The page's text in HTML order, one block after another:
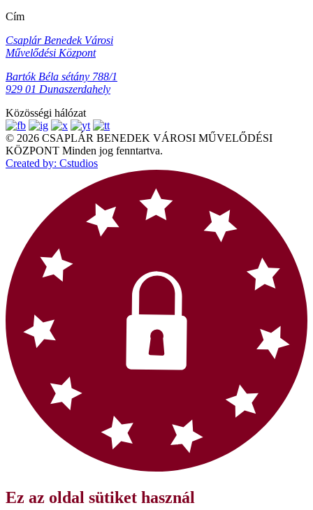
Cím
Csaplár Benedek Városi
Művelődési Központ
Bartók Béla sétány 788/1
929 01 Dunaszerdahely
Közösségi hálózat
© 2026 CSAPLÁR BENEDEK VÁROSI MŰVELŐDÉSI
KÖZPONT Minden jog fenntartva.
Created by: Cstudios
Ez az oldal sütiket használ